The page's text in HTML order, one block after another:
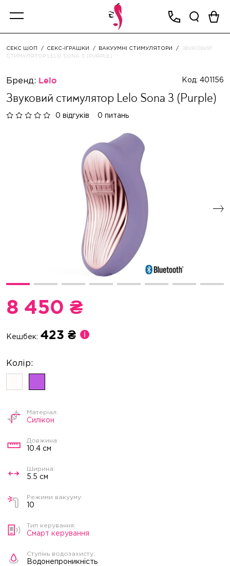
СЕКС ШОП СЕКС-ІГРАШКИ ВАКУУМНІ СТИМУЛЯТОРИ
ЗВУКОВИЙ
СТИМУЛЯТОР LELO SONA 3 (PURPLE)
Бренд: Lelo Код: 401156
Звуковий стимулятор Lelo Sona 3 (Purple)
0 відгуків 0 питань
8 450 ₴
Кешбек: 423 ₴
Силікон
10.4 см
5.5 см
10
Смарт керування
Водонепроникність